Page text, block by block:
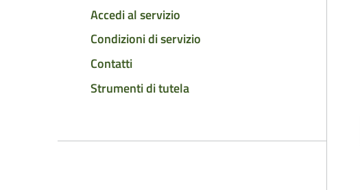
Accedi al servizio
Condizioni di servizio
Contatti
Strumenti di tutela